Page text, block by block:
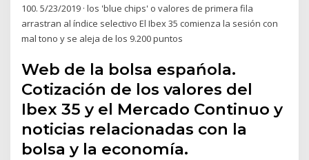
100. 5/23/2019 · los 'blue chips' o valores de primera fila
arrastran al índice selectivo El Ibex 35 comienza la sesión con
mal tono y se aleja de los 9.200 puntos
Web de la bolsa espańola.
Cotización de los valores del
Ibex 35 y el Mercado Continuo y
noticias relacionadas con la
bolsa y la economía.